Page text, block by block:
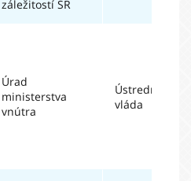
záležitostí SR
Úrad
ministerstva
vnútra
Ústredná
vláda